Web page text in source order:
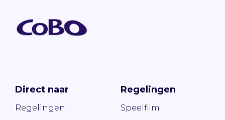
Direct naar
Regelingen
Regelingen
Speelfilm